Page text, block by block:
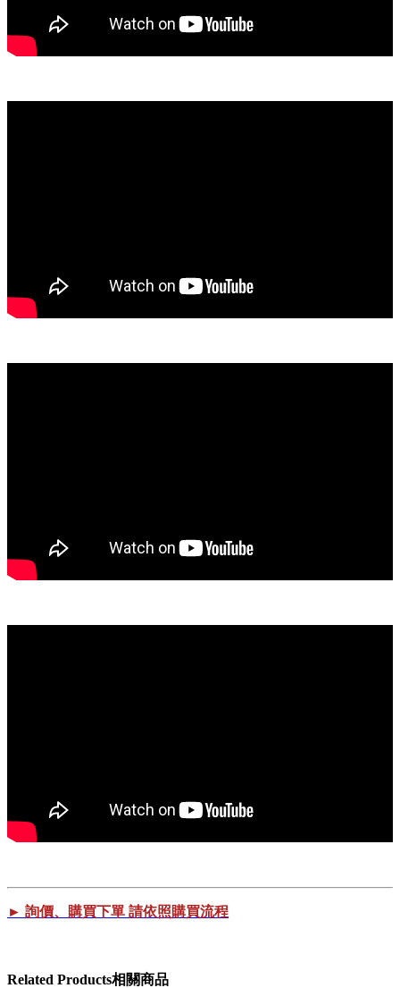
► 詢價、購買下單 請依照購買流程
Related Products相關商品